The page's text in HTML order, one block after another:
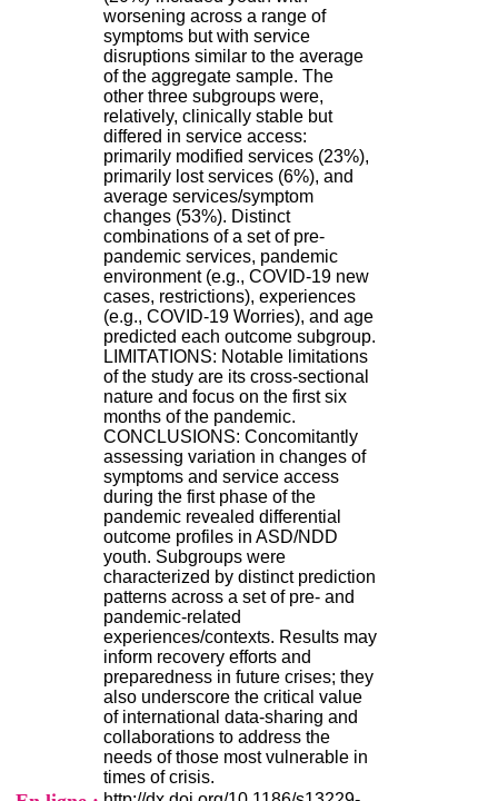
worsening across a range of
symptoms but with service
disruptions similar to the average
of the aggregate sample. The
other three subgroups were,
relatively, clinically stable but
differed in service access:
primarily modified services (23%),
primarily lost services (6%), and
average services/symptom
changes (53%). Distinct
combinations of a set of pre-
pandemic services, pandemic
environment (e.g., COVID-19 new
cases, restrictions), experiences
(e.g., COVID-19 Worries), and age
predicted each outcome subgroup.
LIMITATIONS: Notable limitations
of the study are its cross-sectional
nature and focus on the first six
months of the pandemic.
CONCLUSIONS: Concomitantly
assessing variation in changes of
symptoms and service access
during the first phase of the
pandemic revealed differential
outcome profiles in ASD/NDD
youth. Subgroups were
characterized by distinct prediction
patterns across a set of pre- and
pandemic-related
experiences/contexts. Results may
inform recovery efforts and
preparedness in future crises; they
also underscore the critical value
of international data-sharing and
collaborations to address the
needs of those most vulnerable in
times of crisis.
9
1
5
4
6
5
F
a
x
+
3
3
(
0
)
4
3
7
9
1
5
4
3
7
c
o
n
t
a
c
t